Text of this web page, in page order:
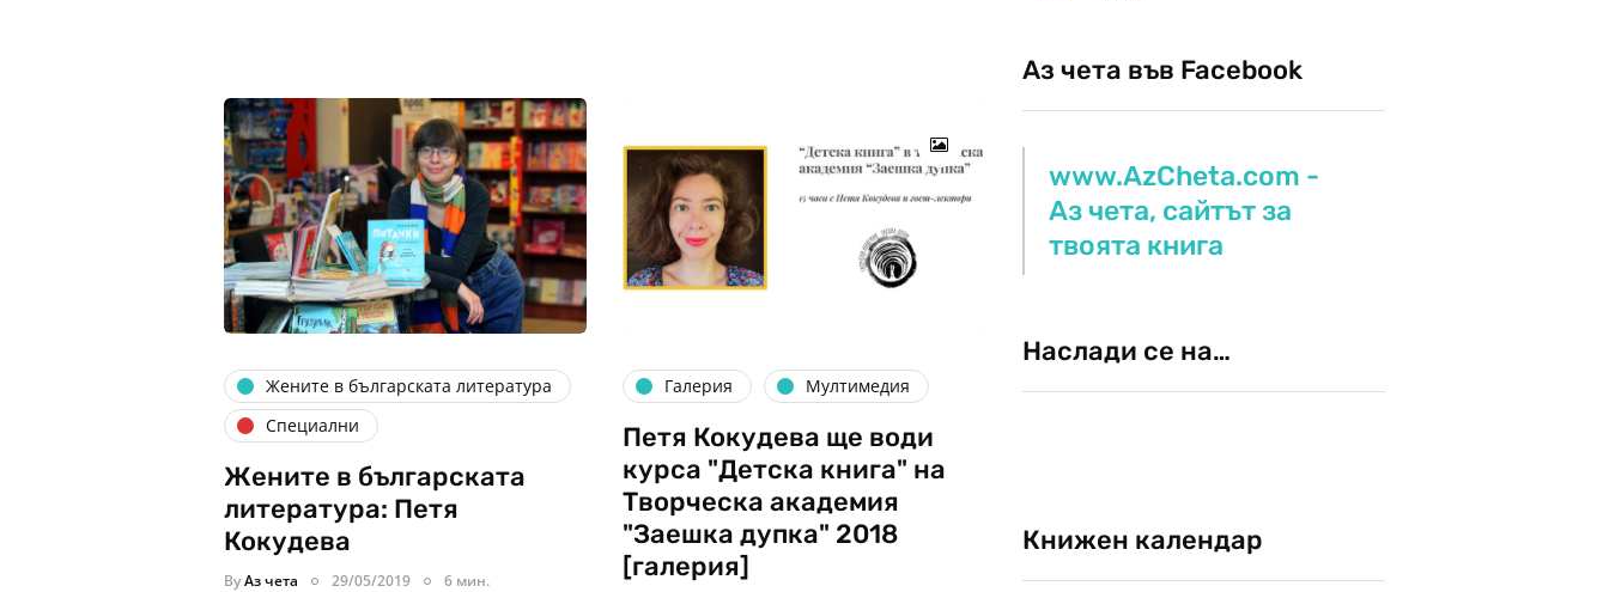
Жените в българската литература
Специални
Жените в българската
литература: Петя
Кокудева
ByАз чета 29/05/2019 6 мин.
Галерия Мултимедия
Петя Кокудева ще води
курса "Детска книга" на
Творческа академия
"Заешка дупка" 2018
[галерия]
Аз чета във Facebook
www.AzCheta.com -
Аз чета, сайтът за
твоята книга
Наслади се на…
Книжен календар